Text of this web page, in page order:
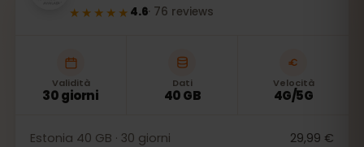
★★★★★ 4.6· 76 reviews
Validità
30 giorni
Dati
40 GB
Velocità
4G/5G
Estonia 40 GB · 30 giorni
29,99 €